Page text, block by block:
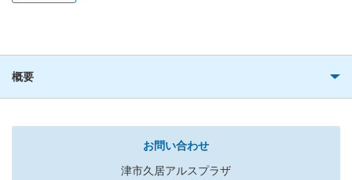
概要
お問い合わせ
津市久居アルスプラザ